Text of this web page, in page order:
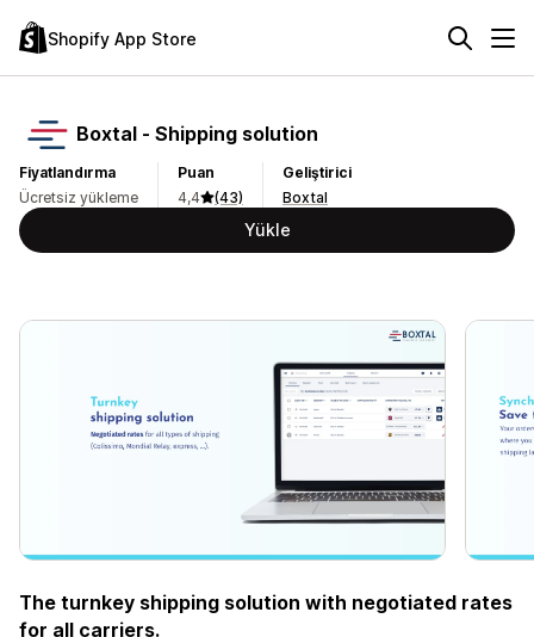
Shopify App Store
Boxtal ‑ Shipping solution
Fiyatlandırma
Ücretsiz yükleme
Puan
4,4
(43)
Geliştirici
Boxtal
Yükle
The turnkey shipping solution with negotiated rates
for all carriers.